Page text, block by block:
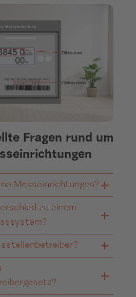
Fragen rund um
Messeinrichtungen?
sind digitale
Stromverbrauch
als die
Zähler. Sie
digitales Display, das
Stromverbrauch
zu einem
Messsystem besteht
Messeinrichtung
dem
Meter-Gateway.
besetzt neben
dem Netzbetreiber